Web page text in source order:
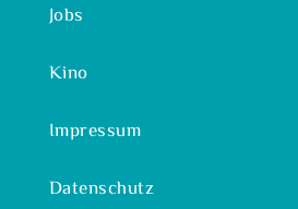
Jobs
Kino
Impressum
Datenschutz